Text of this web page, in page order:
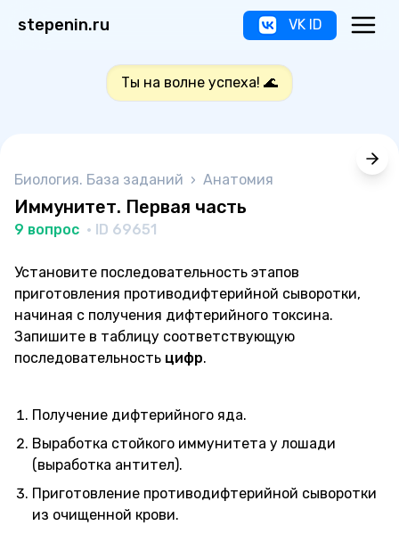
stepenin.ru VK ID
Ты на волне успеха! 🌊
Биология. База заданий › Анатомия
Иммунитет. Первая часть
9 вопрос · ID 69651
Установите последовательность этапов
приготовления противодифтерийной сыворотки,
начиная с получения дифтерийного токсина.
Запишите в таблицу соответствующую
последовательность цифр.
Получение дифтерийного яда.
Выработка стойкого иммунитета у лошади
(выработка антител).
Приготовление противодифтерийной сыворотки
из очищенной крови.